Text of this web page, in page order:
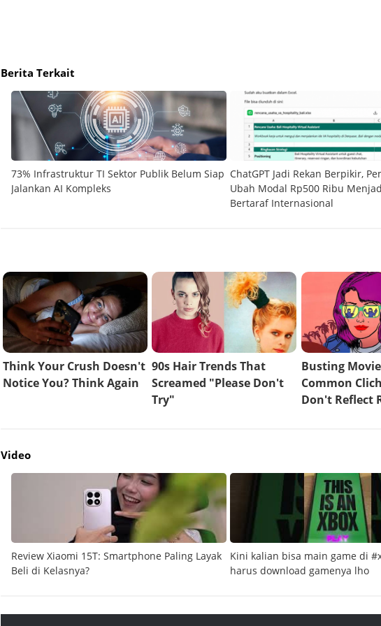
Berita Terkait
73% Infrastruktur TI Sektor Publik Belum Siap
Jalankan AI Kompleks
ChatGPT Jadi Rekan Berpikir,
Ubah Modal Rp500 Ribu
Bertaraf Internasional
Video
Review Xiaomi 15T: Smartphone Paling Layak
Beli di Kelasnya?
Kini kalian bisa main game di
harus download gamenya lho